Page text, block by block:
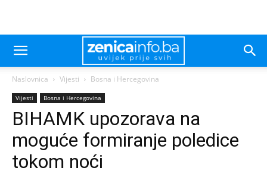
Naslovnica Vijesti Bosna i Hercegovina
Vijesti Bosna i Hercegovina
BIHAMK upozorava na
moguće formiranje poledice
tokom noći